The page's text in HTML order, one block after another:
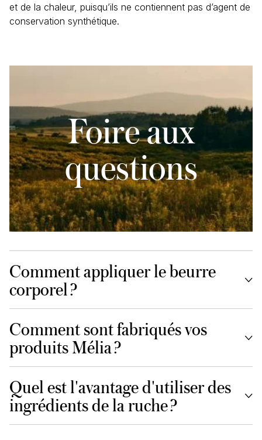
et de la chaleur, puisqu’ils ne contiennent pas d’agent de
conservation synthétique.
Foire aux
questions
Comment appliquer le beurre
corporel ?
Comment sont fabriqués vos
produits Mélia ?
Quel est l'avantage d'utiliser des
ingrédients de la ruche ?